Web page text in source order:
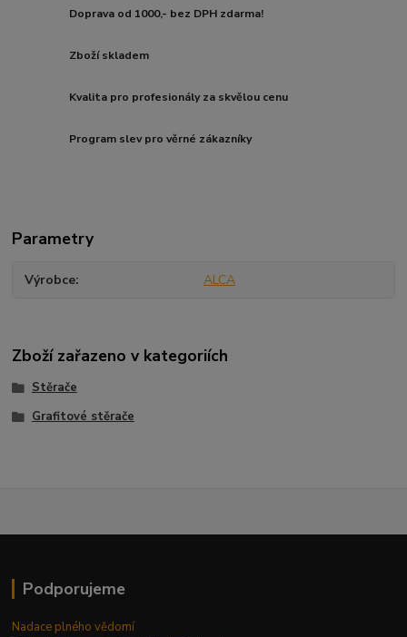
Doprava od 1000,- bez DPH zdarma!
Zboží skladem
Kvalita pro profesionály za skvělou cenu
Program slev pro věrné zákazníky
Parametry
Výrobce ALCA
Zboží zařazeno v kategoriích
Stěrače
Grafitové stěrače
Podporujeme
Nadace plného vědomí